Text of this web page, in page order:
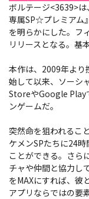
ボルテージ<3639>
専属SP☆プレミアム
を明らかにした。フ
リリースとなる。基
本作は、2009年より
始して以来、ソーシ
StoreやGoogle Play
ンゲームだ。
突然命を狙われるこ
ケメンSPたちに24
ことができる。さら
チャや仲間と協力し
をMAXにすれば、彼
アプリならではの要